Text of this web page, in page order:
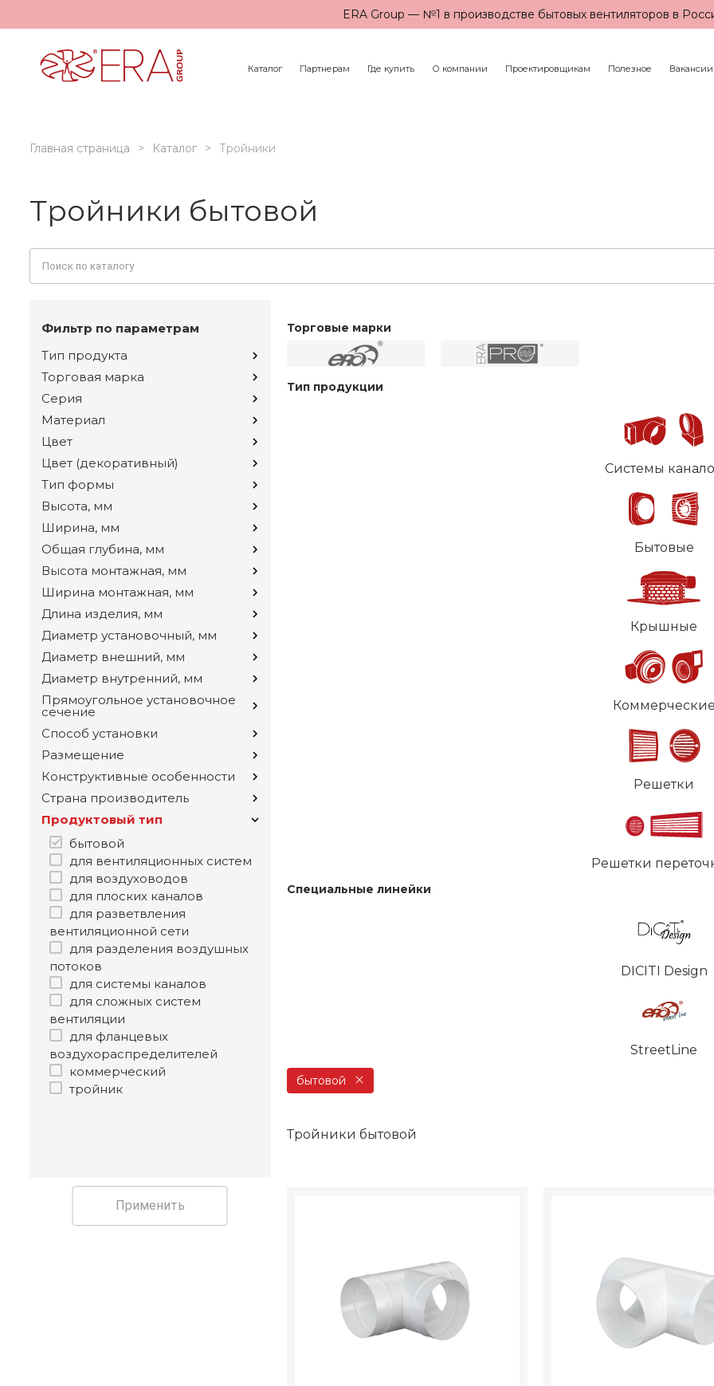
ERA Group — №1 в производстве бытовых вентиляторов в
Каталог Партнерам Где купить О компании Проектировщикам Полезное Вакансии
Главная страница Каталог Тройники
Тройники бытовой
Фильтр по параметрам
Тип продукта
Торговая марка
Серия
Материал
Цвет
Цвет (декоративный)
Тип формы
Высота, мм
Ширина, мм
Общая глубина, мм
Высота монтажная, мм
Ширина монтажная, мм
Длина изделия, мм
Диаметр установочный, мм
Диаметр внешний, мм
Диаметр внутренний, мм
Прямоугольное установочное
сечение
Способ установки
Размещение
Конструктивные особенности
Страна производитель
Продуктовый тип
бытовой
для вентиляционных систем
для воздуховодов
для плоских каналов
для разветвления
вентиляционной сети
для разделения воздушных
потоков
для системы каналов
для сложных систем
вентиляции
для фланцевых
воздухораспределителей
коммерческий
тройник
Применить
Торговые марки
Тип продукции
Системы
Бытовые
Крышные
Решетки
Решетки
Специальные линейки
DICITI Design
StreetLine
бытовой
Тройники бытовой